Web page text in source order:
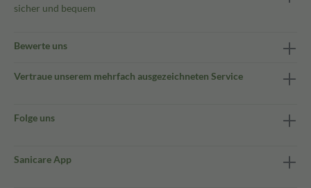
sicher und bequem
Bewerte uns
Vertraue unserem mehrfach ausgezeichneten Service
Folge uns
Sanicare App